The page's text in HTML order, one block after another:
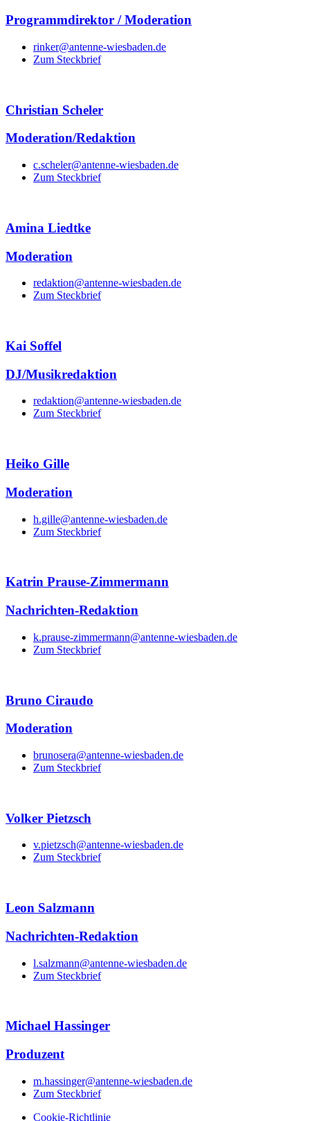
Programmdirektor / Moderation
rinker@antenne-wiesbaden.de
Zum Steckbrief
Christian Scheler
Moderation/Redaktion
c.scheler@antenne-wiesbaden.de
Zum Steckbrief
Amina Liedtke
Moderation
redaktion@antenne-wiesbaden.de
Zum Steckbrief
Kai Soffel
DJ/Musikredaktion
redaktion@antenne-wiesbaden.de
Zum Steckbrief
Heiko Gille
Moderation
h.gille@antenne-wiesbaden.de
Zum Steckbrief
Katrin Prause-Zimmermann
Nachrichten-Redaktion
k.prause-zimmermann@antenne-wiesbaden.de
Zum Steckbrief
Bruno Ciraudo
Moderation
brunosera@antenne-wiesbaden.de
Zum Steckbrief
Volker Pietzsch
v.pietzsch@antenne-wiesbaden.de
Zum Steckbrief
Leon Salzmann
Nachrichten-Redaktion
l.salzmann@antenne-wiesbaden.de
Zum Steckbrief
Michael Hassinger
Produzent
m.hassinger@antenne-wiesbaden.de
Zum Steckbrief
Cookie-Richtlinie